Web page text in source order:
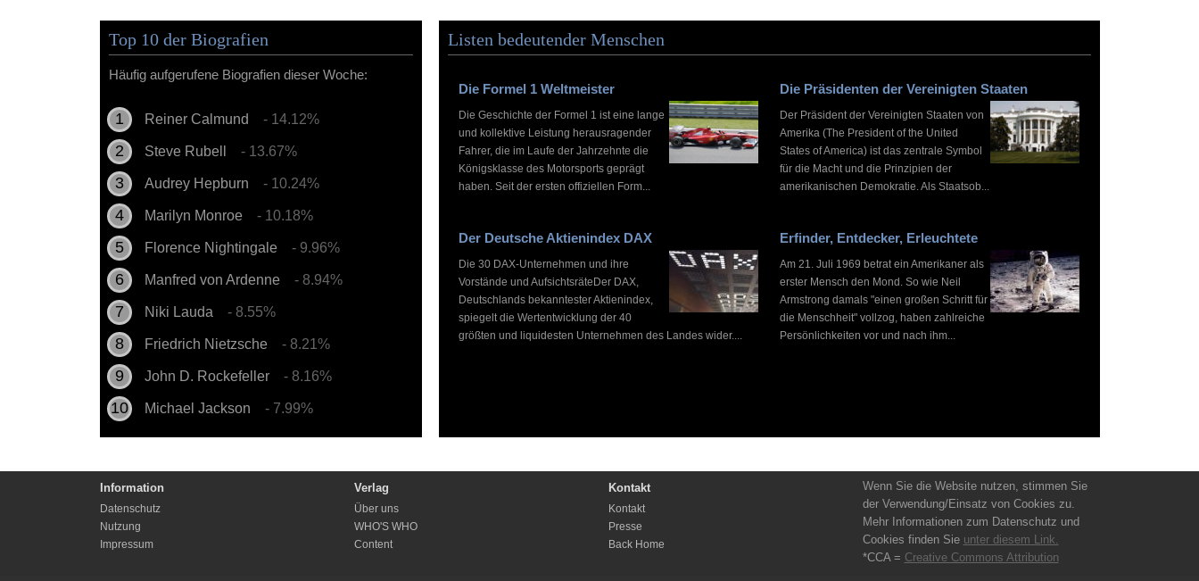
Top 10 der Biografien
Häufig aufgerufene Biografien dieser Woche:
Reiner Calmund - 14.12%
Steve Rubell - 13.67%
Audrey Hepburn - 10.24%
Marilyn Monroe - 10.18%
Florence Nightingale - 9.96%
Manfred von Ardenne - 8.94%
Niki Lauda - 8.55%
Friedrich Nietzsche - 8.21%
John D. Rockefeller - 8.16%
Michael Jackson - 7.99%
Listen bedeutender Menschen
Die Formel 1 Weltmeister
Die Geschichte der Formel 1 ist eine lange
und kollektive Leistung herausragender
Fahrer, die im Laufe der Jahrzehnte die
Königsklasse des Motorsports geprägt
haben. Seit der ersten offiziellen Form...
Die Präsidenten der Vereinigten Staaten
Der Präsident der Vereinigten Staaten von
Amerika (The President of the United
States of America) ist das zentrale Symbol
für die Macht und die Prinzipien der
amerikanischen Demokratie. Als Staatsob...
Der Deutsche Aktienindex DAX
Die 30 DAX-Unternehmen und ihre
Vorstände und AufsichtsräteDer DAX,
Deutschlands bekanntester Aktienindex,
spiegelt die Wertentwicklung der 40
größten und liquidesten Unternehmen des Landes wider....
Erfinder, Entdecker, Erleuchtete
Am 21. Juli 1969 betrat ein Amerikaner als
erster Mensch den Mond. So wie Neil
Armstrong damals "einen großen Schritt für
die Menschheit" vollzog, haben zahlreiche
Persönlichkeiten vor und nach ihm...
Information
Datenschutz
Nutzung
Impressum
Verlag
Über uns
WHO'S WHO
Content
Kontakt
Kontakt
Presse
Back Home
Wenn Sie die Website nutzen, stimmen Sie
der Verwendung/Einsatz von Cookies zu.
Mehr Informationen zum Datenschutz und
Cookies finden Sie unter diesem Link.
*CCA = Creative Commons Attribution